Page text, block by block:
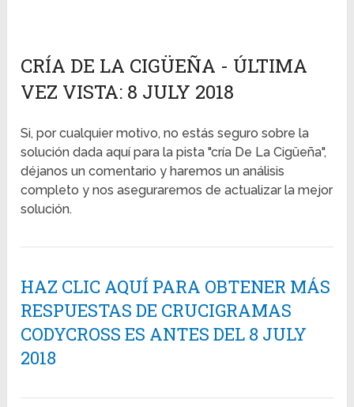
CRÍA DE LA CIGÜEÑA - ÚLTIMA
VEZ VISTA: 8 JULY 2018
Si, por cualquier motivo, no estás seguro sobre la
solución dada aquí para la pista "cría De La Cigüeña",
déjanos un comentario y haremos un análisis
completo y nos aseguraremos de actualizar la mejor
solución.
HAZ CLIC AQUÍ PARA OBTENER MÁS
RESPUESTAS DE CRUCIGRAMAS
CODYCROSS ES ANTES DEL 8 JULY
2018